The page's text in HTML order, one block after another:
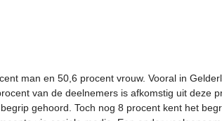
man en 50,6 procent vrouw. Vooral in
van de deelnemers is afkomstig uit deze
gehoord. Toch nog 8 procent kent het